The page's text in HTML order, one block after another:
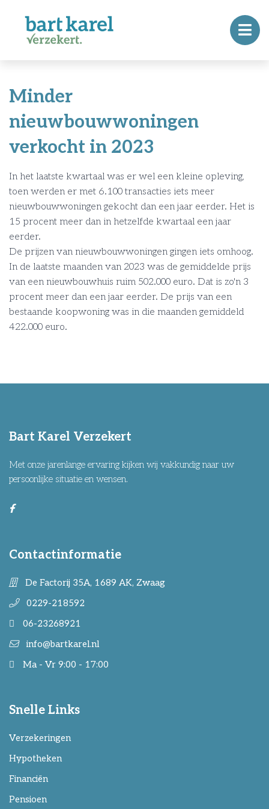
Minder
nieuwbouwwoningen
verkocht in 2023
In het laatste kwartaal was er wel een kleine opleving,
toen werden er met 6.100 transacties iets meer
nieuwbouwwoningen gekocht dan een jaar eerder. Het is
15 procent meer dan in hetzelfde kwartaal een jaar
eerder.
De prijzen van nieuwbouwwoningen gingen iets omhoog.
In de laatste maanden van 2023 was de gemiddelde prijs
van een nieuwbouwhuis ruim 502.000 euro. Dat is zo'n 3
procent meer dan een jaar eerder. De prijs van een
bestaande koopwoning was in die maanden gemiddeld
422.000 euro.
Bart Karel Verzekert
Met onze jarenlange ervaring kijken wij vakkundig naar uw
persoonlijke situatie en wensen.
Contactinformatie
De Factorij 35A, 1689 AK, Zwaag
0229-218592
06-23268921
info@bartkarel.nl
Ma - Vr 9:00 - 17:00
Snelle Links
Verzekeringen
Hypotheken
Financiën
Pensioen